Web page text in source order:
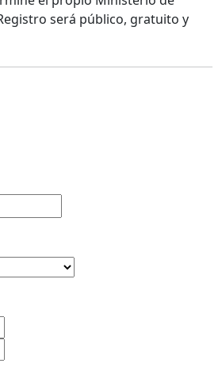
será público, gratuito y